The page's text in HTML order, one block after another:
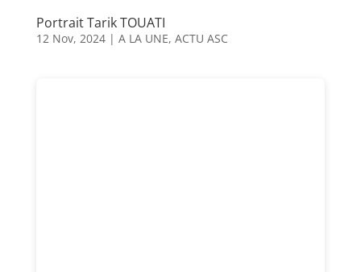
Portrait Tarik TOUATI
12 Nov, 2024| A LA UNE, ACTU ASC